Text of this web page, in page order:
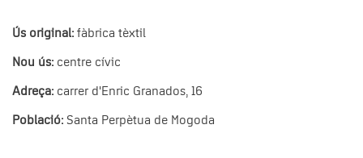
Ús original: fàbrica tèxtil
Nou ús: centre cívic
Adreça: carrer d'Enric Granados, 16
Població: Santa Perpètua de Mogoda